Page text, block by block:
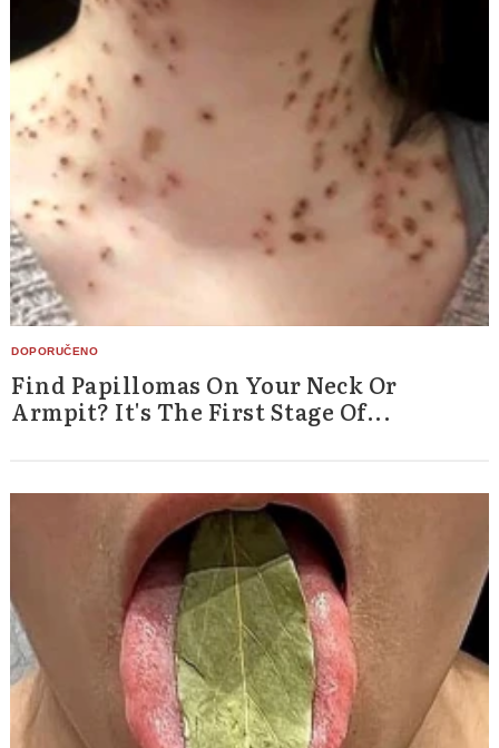
Find Papillomas On Your Neck Or
Armpit? It's The First Stage Of...